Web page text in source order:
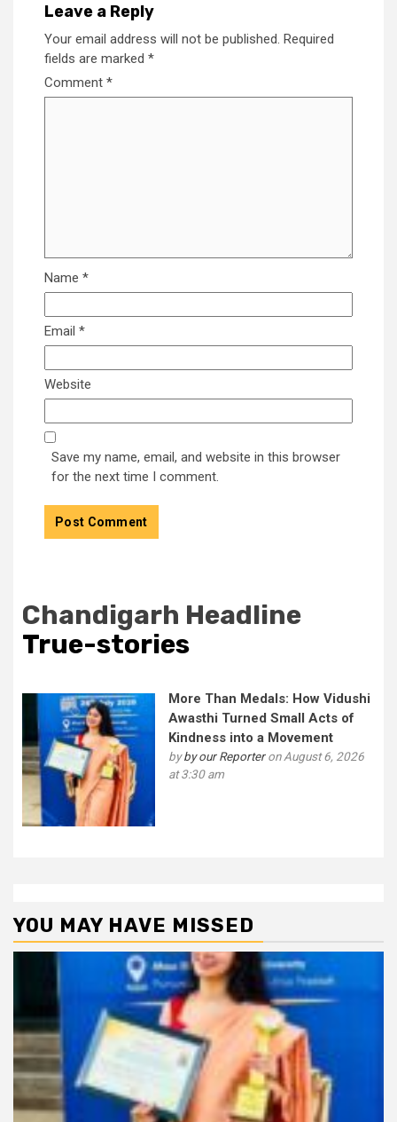
Leave a Reply
Your email address will not be published. Required
fields are marked *
Comment *
Name *
Email *
Website
Save my name, email, and website in this browser
for the next time I comment.
Chandigarh Headline
True-stories
More Than Medals: How Vidushi
Awasthi Turned Small Acts of
Kindness into a Movement
byby our Reporteron August 6, 2026
at 3:30 am
YOU MAY HAVE MISSED